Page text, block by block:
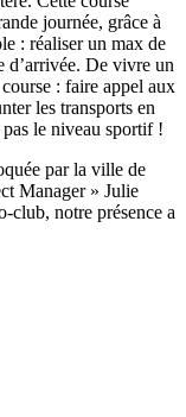
journée, grâce à
: réaliser un max de
d’arrivée. De vivre un
: faire appel aux
les transports en
le niveau sportif !
par la ville de
Manager » Julie
notre présence a